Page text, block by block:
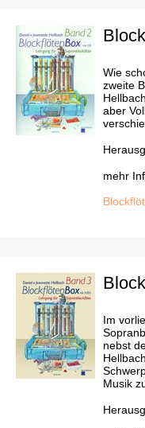
Wie
zweite
aber
mehr
Im
nebst
Musik